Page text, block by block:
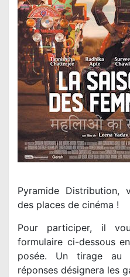
Pyramide Distribution,
des places de cinéma !
Pour participer, il
formulaire ci-dessous
posée. Un tirage au
réponses désignera les